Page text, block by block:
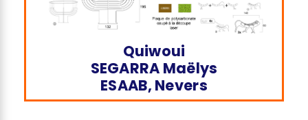
Quiwoui
SEGARRA Maëlys
ESAAB, Nevers